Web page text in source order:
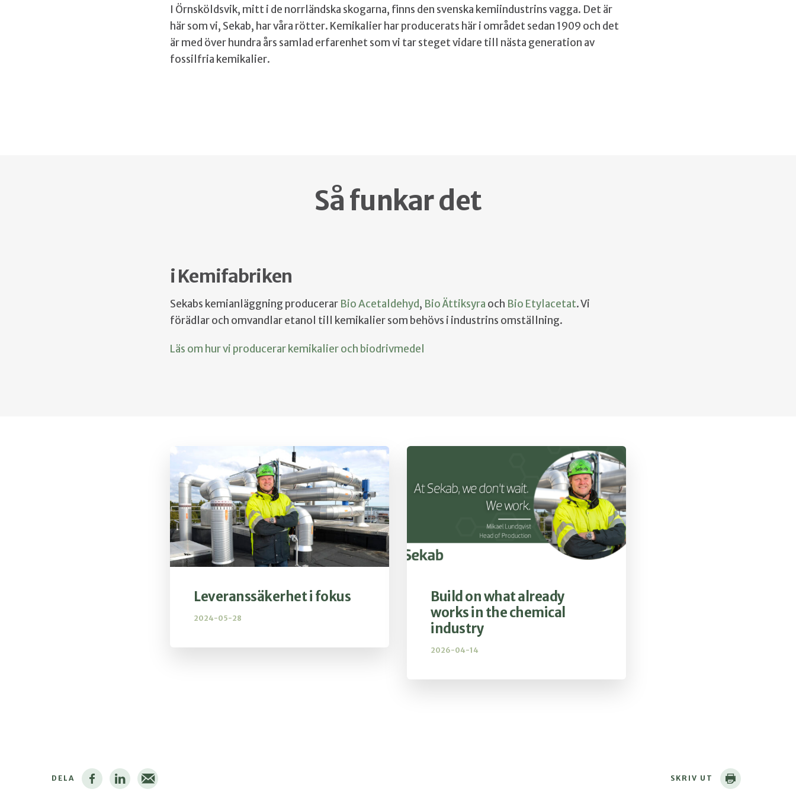
I Örnsköldsvik, mitt i de norrländska skogarna, finns den svenska kemiindustrins vagga. Det är
här som vi, Sekab, har våra rötter. Kemikalier har producerats här i området sedan 1909 och det
är med över hundra års samlad erfarenhet som vi tar steget vidare till nästa generation av
fossilfria kemikalier.
Så funkar det
i Kemifabriken
Sekabs kemianläggning producerar Bio Acetaldehyd, Bio Ättiksyra och Bio Etylacetat. Vi
förädlar och omvandlar etanol till kemikalier som behövs i industrins omställning.
Läs om hur vi producerar kemikalier och biodrivmedel
Leveranssäkerhet i fokus
2024-05-28
Build on what already
works in the chemical
industry
2026-04-14
DELA SKRIV UT